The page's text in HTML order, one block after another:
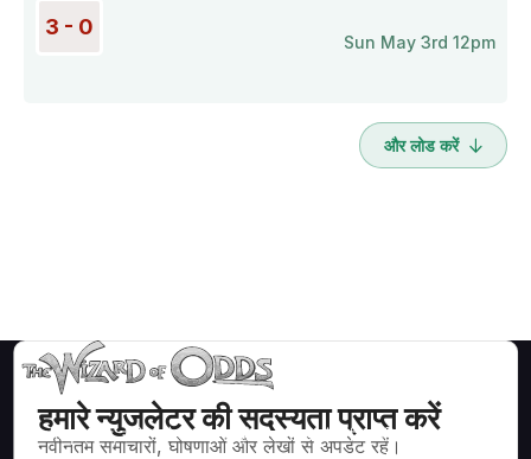
3 - 0
Sun May 3rd 12pm
और लोड करें
हमारे न्युजलेटर की सदस्यता प्राप्त करें
नवीनतम समाचारों, घोषणाओं और लेखों से अपडेट रहें।
ब्लैकजैक, क्रेप्स, रूलेट और अन्य सैकड़ों कैसीनो खेलों के लिए गणितीय रूप से सही